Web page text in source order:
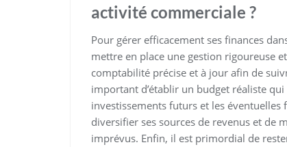
activité commerciale ?
Pour gérer efficacement ses finances
mettre en place une gestion rigoureuse
comptabilité précise et à jour afin de
important d’établir un budget réaliste
investissements futurs et les
diversifier ses sources de revenus et de
imprévus. Enfin, il est primordial de